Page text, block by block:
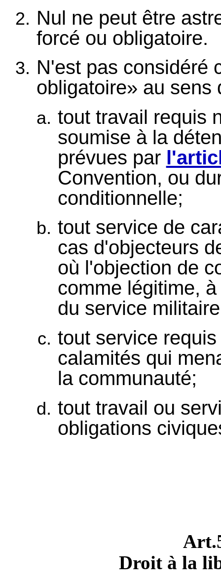
Nul ne peut être
forcé ou obligatoire.
N'est pas considéré
obligatoire» au sens
tout travail requis
soumise à la
prévues par
Convention, ou
conditionnelle;
tout service de
cas d'objecteurs
où l'objection de
comme légitime,
du service
tout service
calamités qui
la communauté;
tout travail ou
obligations
Droit à la